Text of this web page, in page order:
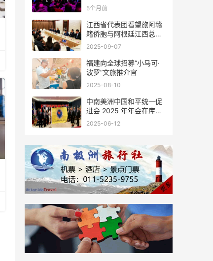
新春联谊活动成功举办
5个月前
江西省代表团看望旅阿赣
籍侨胞与阿根廷江西总商
会座谈
2025-09-07
福建向全球招募“小马可·
波罗”文旅推介官
2025-08-10
中南美洲中国和平统一促
进会 2025 年年会在库拉
索圆满举行，共绘反“独”
2025-06-12